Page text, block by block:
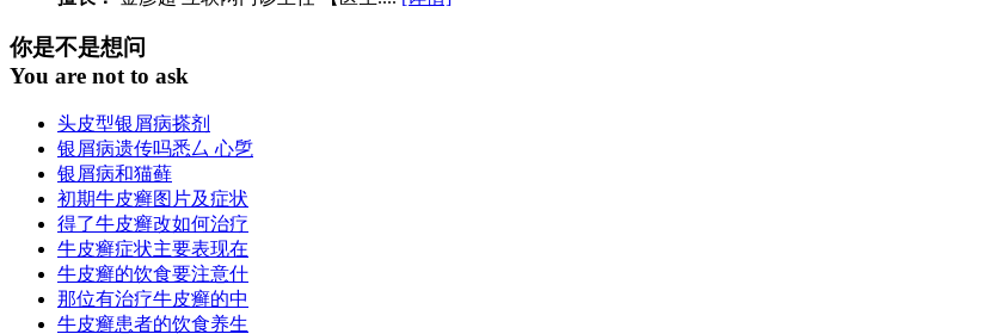
你是不是想问
You are not to ask
头皮型银屑病搽剂
银屑病遗传吗悉厶 心乺
银屑病和猫藓
初期牛皮癣图片及症状
得了牛皮癣改如何治疗
牛皮癣症状主要表现在
牛皮癣的饮食要注意什
那位有治疗牛皮癣的中
牛皮癣患者的饮食养生